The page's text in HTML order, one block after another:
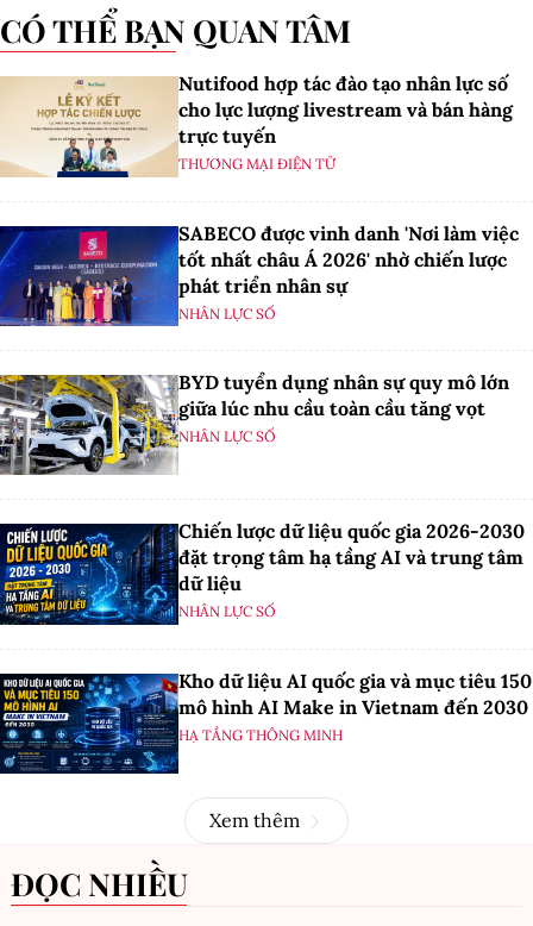
CÓ THỂ BẠN QUAN TÂM
Nutifood hợp tác đào tạo nhân lực số
cho lực lượng livestream và bán hàng
trực tuyến
THƯƠNG MẠI ĐIỆN TỬ
SABECO được vinh danh 'Nơi làm việc
tốt nhất châu Á 2026' nhờ chiến lược
phát triển nhân sự
NHÂN LỰC SỐ
BYD tuyển dụng nhân sự quy mô lớn
giữa lúc nhu cầu toàn cầu tăng vọt
NHÂN LỰC SỐ
Chiến lược dữ liệu quốc gia 2026-2030
đặt trọng tâm hạ tầng AI và trung tâm
dữ liệu
NHÂN LỰC SỐ
Kho dữ liệu AI quốc gia và mục tiêu 150
mô hình AI Make in Vietnam đến 2030
HẠ TẦNG THÔNG MINH
Xem thêm
ĐỌC NHIỀU